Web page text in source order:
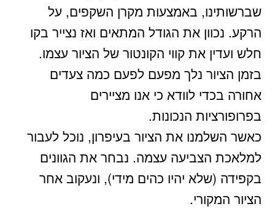
שברשותינו, באמצעות מקרן השקפים, על
הרקע. נכוון את הגודל המתאים ואז נצייר בקו
חלש ועדין את קווי הקונטור של הציור עצמו.
בזמן הציור נלך מפעם לפעם כמה צעדים
אחורה בכדי לוודא כי אנו מציירים
בפרופורציות הנכונות.
כאשר השלמנו את הציור בעיפרון, נוכל לעבור
למלאכת הצביעה עצמה. נבחר את הגוונים
בקפידה (שלא יהיו כהים מידי), ונעקוב אחר
הציור המקורי.